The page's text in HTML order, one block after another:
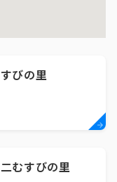
びの里
むすびの里